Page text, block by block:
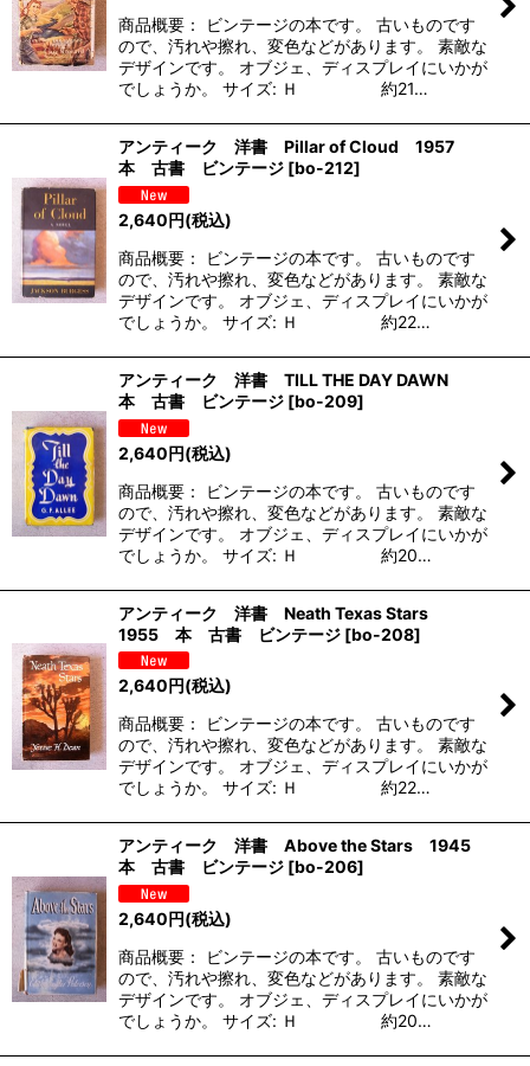
商品概要： ビンテージの本です。 古いものです
ので、汚れや擦れ、変色などがあります。 素敵な
デザインです。 オブジェ、ディスプレイにいかが
でしょうか。 サイズ: Ｈ 約21…
アンティーク 洋書 Pillar of Cloud 1957
本 古書 ビンテージ [bo-212]
2,640円(税込)
商品概要： ビンテージの本です。 古いものです
ので、汚れや擦れ、変色などがあります。 素敵な
デザインです。 オブジェ、ディスプレイにいかが
でしょうか。 サイズ: Ｈ 約22…
アンティーク 洋書 TILL THE DAY DAWN
本 古書 ビンテージ [bo-209]
2,640円(税込)
商品概要： ビンテージの本です。 古いものです
ので、汚れや擦れ、変色などがあります。 素敵な
デザインです。 オブジェ、ディスプレイにいかが
でしょうか。 サイズ: Ｈ 約20…
アンティーク 洋書 Neath Texas Stars
1955 本 古書 ビンテージ [bo-208]
2,640円(税込)
商品概要： ビンテージの本です。 古いものです
ので、汚れや擦れ、変色などがあります。 素敵な
デザインです。 オブジェ、ディスプレイにいかが
でしょうか。 サイズ: Ｈ 約22…
アンティーク 洋書 Above the Stars 1945
本 古書 ビンテージ [bo-206]
2,640円(税込)
商品概要： ビンテージの本です。 古いものです
ので、汚れや擦れ、変色などがあります。 素敵な
デザインです。 オブジェ、ディスプレイにいかが
でしょうか。 サイズ: Ｈ 約20…